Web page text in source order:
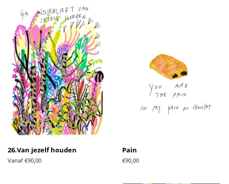
26.Van jezelf houden
Vanaf €90,00
Pain
Normale
€90,00